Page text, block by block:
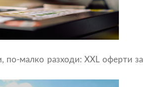
по-малко разходи: XXL оферти за